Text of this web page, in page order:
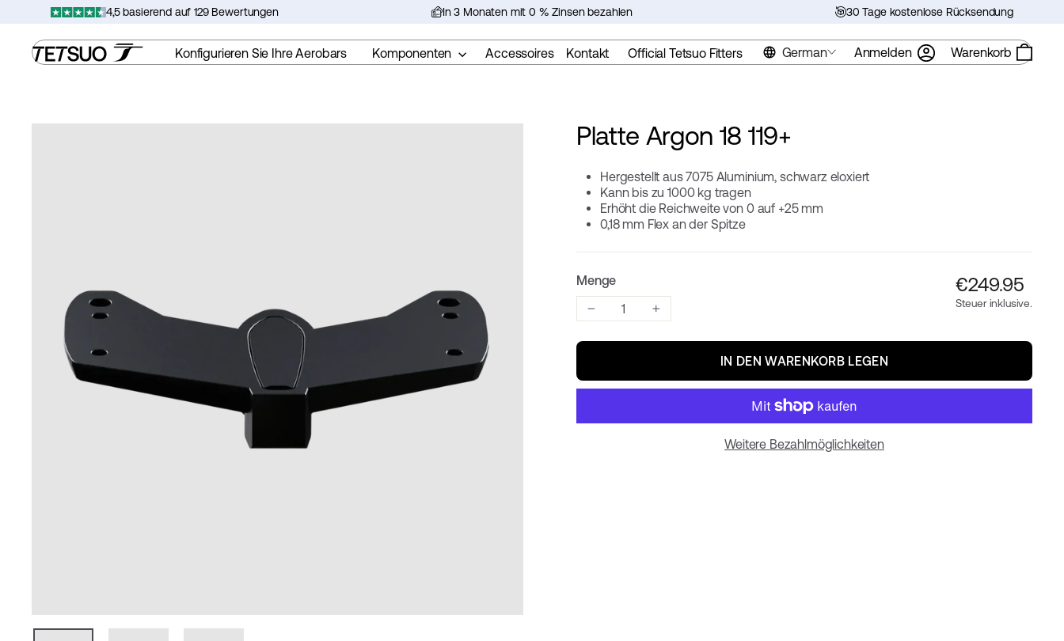
springen
anhalten
4,5 basierend auf 129 Bewertungen In 3 Monaten mit 0 % Zinsen bezahlen 30 Tage kostenlose Rücksendung
Konfigurieren Sie Ihre Aerobars Komponenten Accessoires Kontakt Official Tetsuo Fitters German Anmelden Warenkorb
Platte Argon 18 119+
Hergestellt aus 7075 Aluminium, schwarz eloxiert
Kann bis zu 1000 kg tragen
Erhöht die Reichweite von 0 auf +25 mm
0,18 mm Flex an der Spitze
Regulärer
Preis
€‎249.95
Steuer inklusive.
Menge
− +
IN DEN WARENKORB LEGEN
Weitere Bezahlmöglichkeiten